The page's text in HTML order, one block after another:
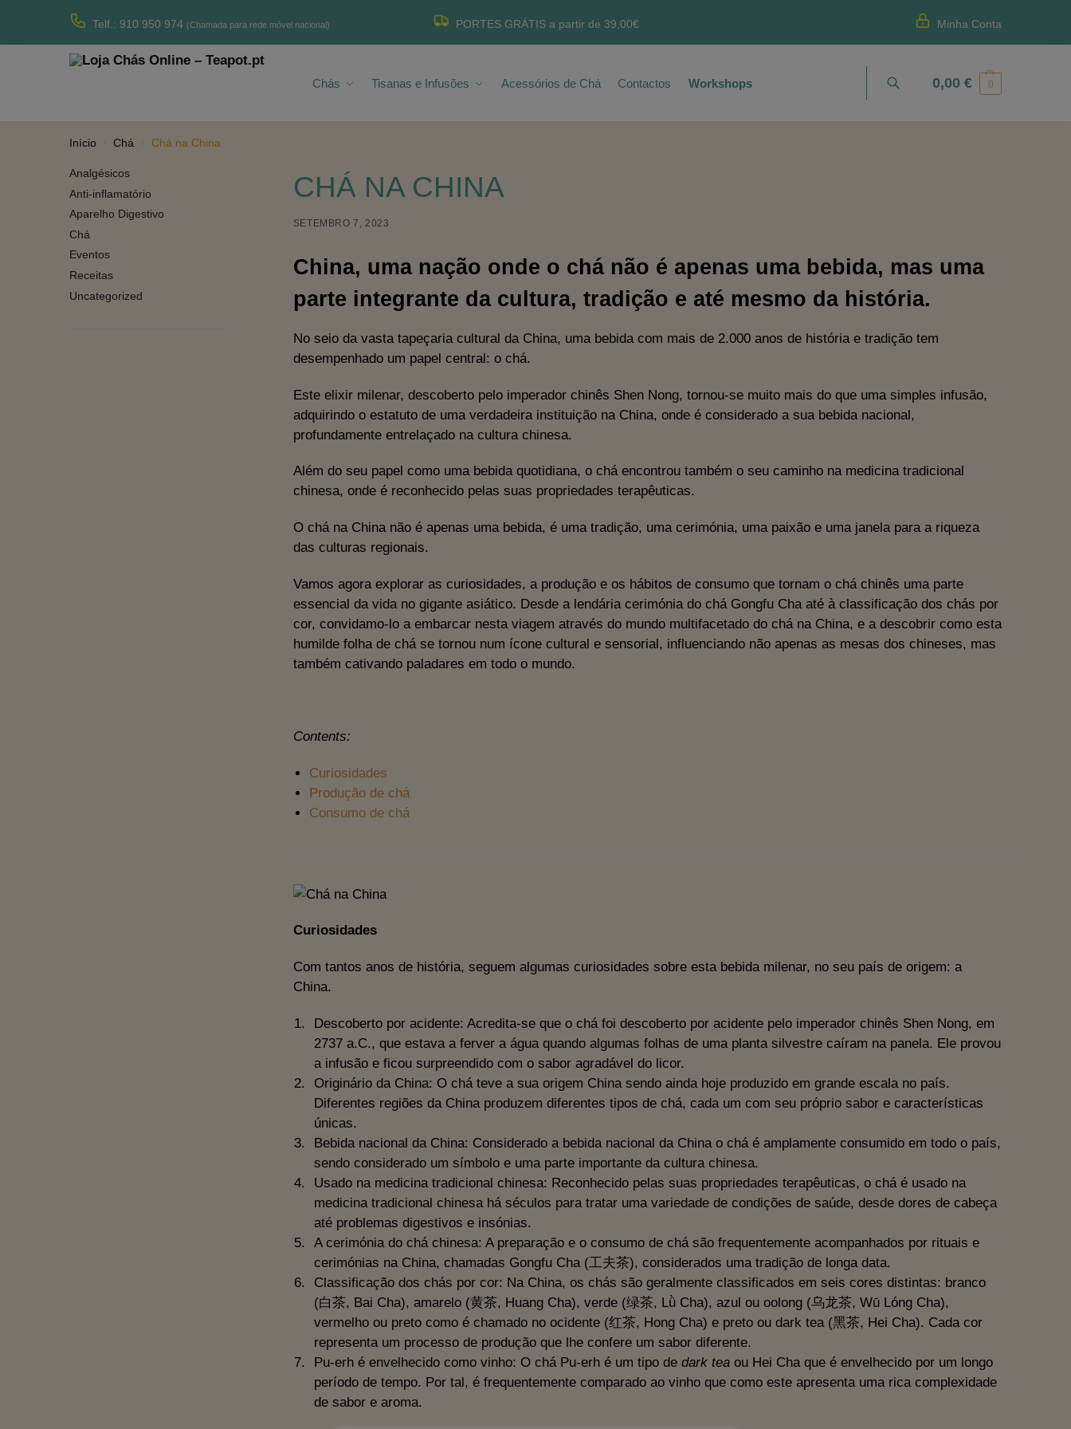
Telf.: 910 950 974 (Chamada para rede móvel nacional) PORTES GRÁTIS a partir de 39,00€ Minha Conta
Chás Tisanas e Infusões Acessórios de Chá Contactos Workshops
Produtos recentes
Pesquisa 0,00 € 0
Início / Chá / Chá na China
CHÁ NA CHINA
SETEMBRO 7, 2023
China, uma nação onde o chá não é apenas uma bebida, mas uma
parte integrante da cultura, tradição e até mesmo da história.
No seio da vasta tapeçaria cultural da China, uma bebida com mais de 2.000 anos de história e tradição tem
desempenhado um papel central: o chá.
Este elixir milenar, descoberto pelo imperador chinês Shen Nong, tornou-se muito mais do que uma simples infusão,
adquirindo o estatuto de uma verdadeira instituição na China, onde é considerado a sua bebida nacional,
profundamente entrelaçado na cultura chinesa.
Além do seu papel como uma bebida quotidiana, o chá encontrou também o seu caminho na medicina tradicional
chinesa, onde é reconhecido pelas suas propriedades terapêuticas.
O chá na China não é apenas uma bebida, é uma tradição, uma cerimónia, uma paixão e uma janela para a riqueza
das culturas regionais.
Vamos agora explorar as curiosidades, a produção e os hábitos de consumo que tornam o chá chinês uma parte
essencial da vida no gigante asiático. Desde a lendária cerimónia do chá Gongfu Cha até à classificação dos chás por
cor, convidamo-lo a embarcar nesta viagem através do mundo multifacetado do chá na China, e a descobrir como esta
humilde folha de chá se tornou num ícone cultural e sensorial, influenciando não apenas as mesas dos chineses, mas
também cativando paladares em todo o mundo.
Contents:
Curiosidades
Produção de chá
Consumo de chá
Curiosidades
Com tantos anos de história, seguem algumas curiosidades sobre esta bebida milenar, no seu país de origem: a
China.
Descoberto por acidente: Acredita-se que o chá foi descoberto por acidente pelo imperador chinês Shen Nong, em
2737 a.C., que estava a ferver a água quando algumas folhas de uma planta silvestre caíram na panela. Ele provou
a infusão e ficou surpreendido com o sabor agradável do licor.
Originário da China: O chá teve a sua origem China sendo ainda hoje produzido em grande escala no país.
Diferentes regiões da China produzem diferentes tipos de chá, cada um com seu próprio sabor e características
únicas.
Bebida nacional da China: Considerado a bebida nacional da China o chá é amplamente consumido em todo o país,
sendo considerado um símbolo e uma parte importante da cultura chinesa.
Usado na medicina tradicional chinesa: Reconhecido pelas suas propriedades terapêuticas, o chá é usado na
medicina tradicional chinesa há séculos para tratar uma variedade de condições de saúde, desde dores de cabeça
até problemas digestivos e insónias.
A cerimónia do chá chinesa: A preparação e o consumo de chá são frequentemente acompanhados por rituais e
cerimónias na China, chamadas Gongfu Cha (工夫茶), considerados uma tradição de longa data.
Classificação dos chás por cor: Na China, os chás são geralmente classificados em seis cores distintas: branco
(白茶, Bai Cha), amarelo (黄茶, Huang Cha), verde (绿茶, Lǜ Cha), azul ou oolong (乌龙茶, Wū Lóng Cha),
vermelho ou preto como é chamado no ocidente (红茶, Hong Cha) e preto ou dark tea (黑茶, Hei Cha). Cada cor
representa um processo de produção que lhe confere um sabor diferente.
Pu-erh é envelhecido como vinho: O chá Pu-erh é um tipo de dark teaou Hei Cha que é envelhecido por um longo
período de tempo. Por tal, é frequentemente comparado ao vinho que como este apresenta uma rica complexidade
de sabor e aroma.
Analgésicos
Anti-inflamatório
Aparelho Digestivo
Chá
Eventos
Receitas
Uncategorized